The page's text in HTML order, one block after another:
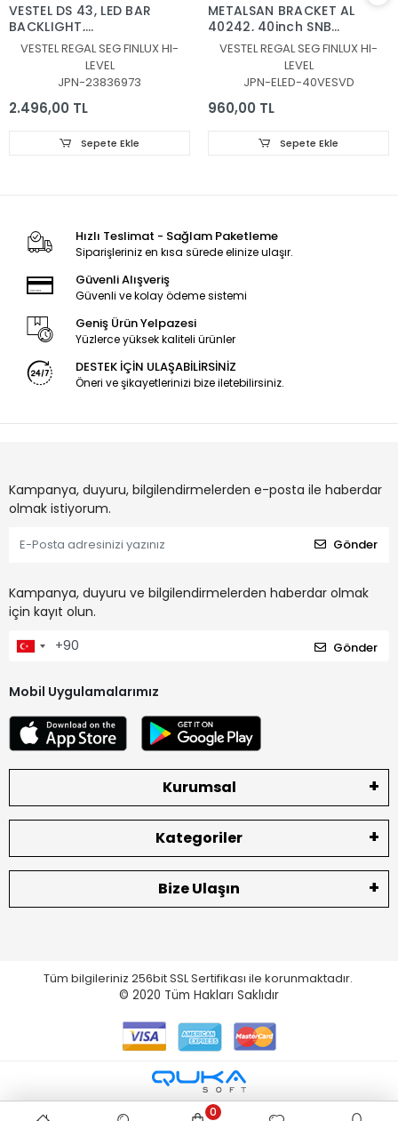
VESTEL DS 43, LED BAR
BACKLIGHT,
JL.D430B1330-078AS-
M_V04, JL.D430B1330-
078BS-M_V03,
30108746CA11 ,
30108747CB11
VESTEL REGAL SEG FINLUX HI-
LEVEL
JPN-23836973
2.496,00 TL
Sepete Ekle
METALSAN BRACKET AL
40242, 40inch SNB
7020PKG 60EA REV0.6
131219, 30080939
VESTEL REGAL SEG FINLUX HI-
LEVEL
JPN-ELED-40VESVD
960,00 TL
Sepete Ekle
Hızlı Teslimat - Sağlam Paketleme
Siparişleriniz en kısa sürede elinize ulaşır.
Güvenli Alışveriş
Güvenli ve kolay ödeme sistemi
Geniş Ürün Yelpazesi
Yüzlerce yüksek kaliteli ürünler
DESTEK İÇİN ULAŞABİLİRSİNİZ
Öneri ve şikayetlerinizi bize iletebilirsiniz.
Kampanya, duyuru, bilgilendirmelerden e-posta ile haberdar
olmak istiyorum.
Gönder
Kampanya, duyuru ve bilgilendirmelerden haberdar olmak
için kayıt olun.
Gönder
Mobil Uygulamalarımız
Kurumsal
Kategoriler
Bize Ulaşın
Tüm bilgileriniz 256bit SSL Sertifikası ile korunmaktadır.
© 2020 Tüm Hakları Saklıdır
0